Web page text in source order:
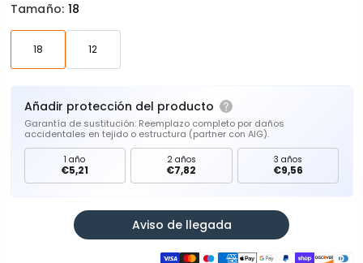
Tamaño: 18
18 12
Añadir protección del producto
Garantía de sustitución: Reemplazo completo por daños
accidentales en tejido o estructura (partner con AIG).
1 año
€5,21
2 años
€7,82
3 años
€9,56
Aviso de llegada